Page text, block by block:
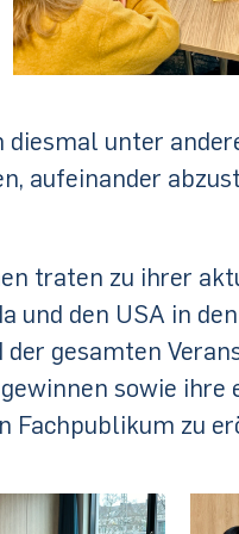
unter
aufeinander
traten zu ihrer
und den USA in
gesamten
sowie ihre
Fachpublikum zu